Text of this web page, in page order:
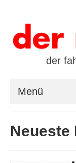
der
Menü
öffnungszeiten
Neueste